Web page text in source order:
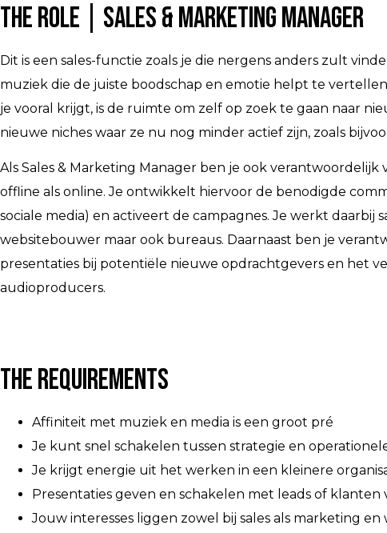
The Role | Sales & Marketing Manager
Dit is een sales-functie zoals je die nergens anders zult
muziek die de juiste boodschap en emotie helpt te
je vooral krijgt, is de ruimte om zelf op zoek te gaan naar
nieuwe niches waar ze nu nog minder actief zijn, zoals
Als Sales & Marketing Manager ben je ook
offline als online. Je ontwikkelt hiervoor de benodigde
sociale media) en activeert de campagnes. Je werkt daarbij
websitebouwer maar ook bureaus. Daarnaast ben je
presentaties bij potentiële nieuwe opdrachtgevers en het
audioproducers.
The Requirements​​​​​​
Affiniteit met muziek en media is een groot pré
Je kunt snel schakelen tussen strategie en
Je krijgt energie uit het werken in een kleinere
Presentaties geven en schakelen met leads of klanten
Jouw interesses liggen zowel bij sales als marketing